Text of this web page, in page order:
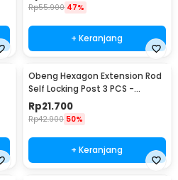
Rp55.900 47%
+ Keranjang
Obeng Hexagon Extension Rod
Self Locking Post 3 PCS -
HT43401-3P
Rp21.700
Rp42.900 50%
+ Keranjang